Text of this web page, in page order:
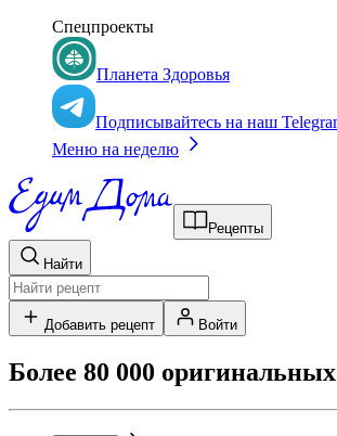
Спецпроекты
Планета Здоровья
Подписывайтесь на наш
Меню на неделю
Рецепты
Найти
Добавить рецепт Войти
Более 80 000